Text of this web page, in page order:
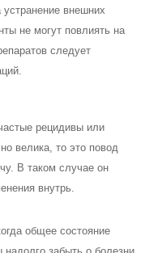
внешних
не могут повлиять на
следует
рецидивы или
велика, то это повод
В таком случае он
внутрь.
общее состояние